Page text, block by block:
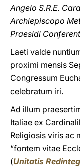
Angelo S.R.E.
Archiepiscopo
Praesidi
Laeti valde
proximi mensis
Congressum
celebratum iri.
Ad illum
Italiae ex
Religiosis viris ac
“fontem vitae
(Unitatis